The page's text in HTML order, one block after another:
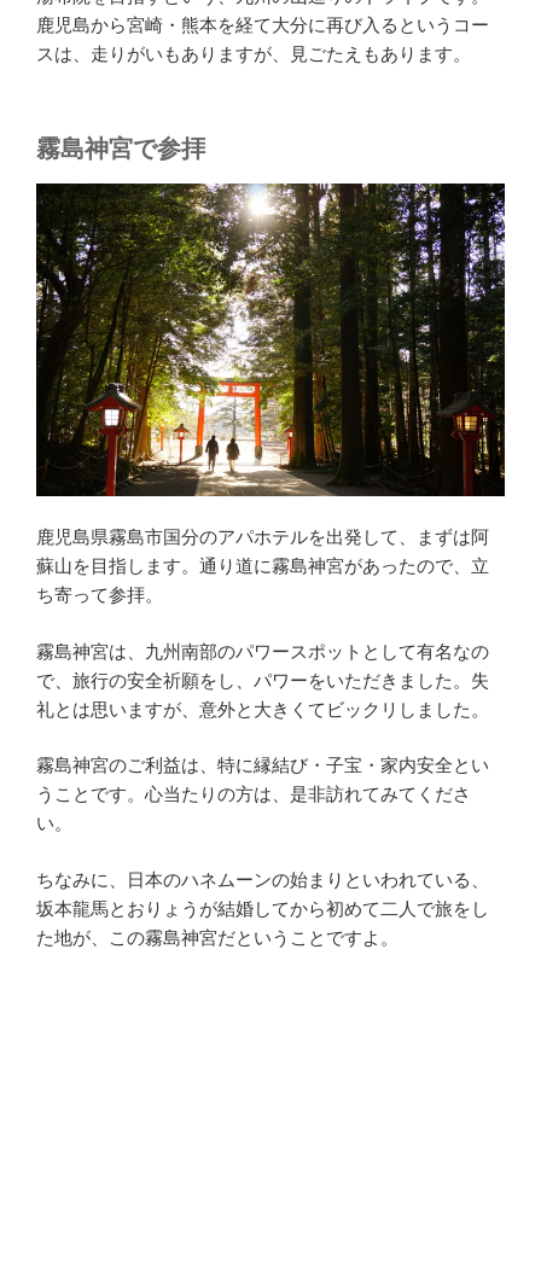
鹿児島から宮崎・熊本を経て大分に再び入るというコー
スは、走りがいもありますが、見ごたえもあります。
霧島神宮で参拝
鹿児島県霧島市国分のアパホテルを出発して、まずは阿
蘇山を目指します。通り道に霧島神宮があったので、立
ち寄って参拝。
霧島神宮は、九州南部のパワースポットとして有名なの
で、旅行の安全祈願をし、パワーをいただきました。失
礼とは思いますが、意外と大きくてビックリしました。
霧島神宮のご利益は、特に縁結び・子宝・家内安全とい
うことです。心当たりの方は、是非訪れてみてくださ
い。
ちなみに、日本のハネムーンの始まりといわれている、
坂本龍馬とおりょうが結婚してから初めて二人で旅をし
た地が、この霧島神宮だということですよ。